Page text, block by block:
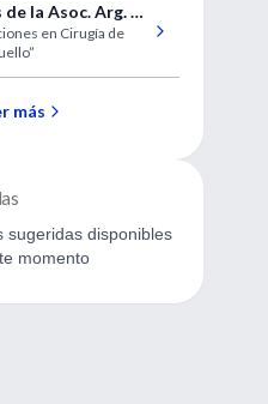
alergénicos, no
por los especialistas.
la Asoc. Arg. de
Cabeza y Cuello
en Cirugía de
más
sugeridas disponibles
momento